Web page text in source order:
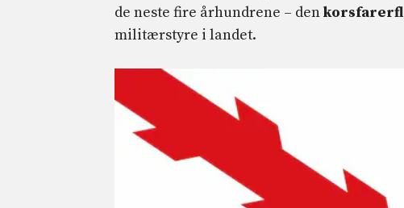
de neste fire århundrene – den
militærstyre i landet.